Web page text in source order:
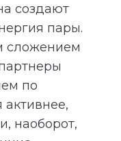
создают
пары.
сложением
по
активнее,
наоборот,